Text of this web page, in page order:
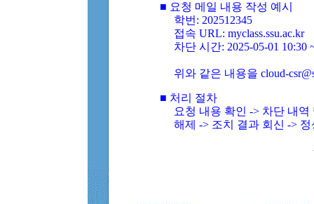
■ 요청 메일 내용 작성 예시
학번: 202512345
접속 URL: myclass.ssu.ac.kr
차단 시간: 2025-05-01 10:30
위와 같은 내용을 cloud-
■ 처리 절차
요청 내용 확인 -> 차단 내
해제 -> 조치 결과 회신 ->